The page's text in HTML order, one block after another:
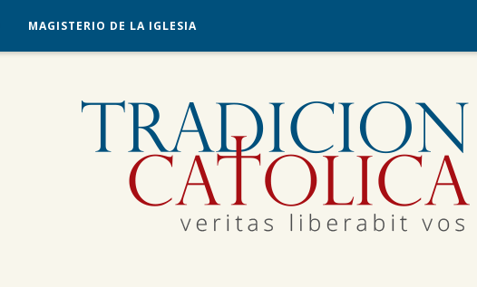
MAGISTERIO DE LA IGLESIA